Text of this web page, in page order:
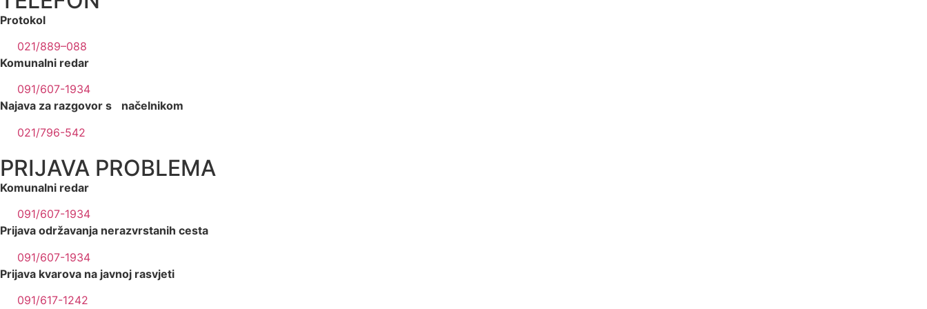
Protokol
021/889–088
Komunalni redar
091/607-1934
Najava za razgovor s načelnikom
021/796-542
PRIJAVA PROBLEMA
Komunalni redar
091/607-1934
Prijava održavanja nerazvrstanih cesta
091/607-1934
Prijava kvarova na javnoj rasvjeti
091/617-1242